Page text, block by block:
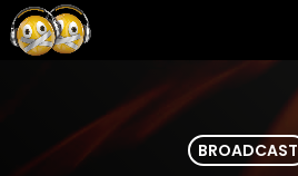
BROADCAST